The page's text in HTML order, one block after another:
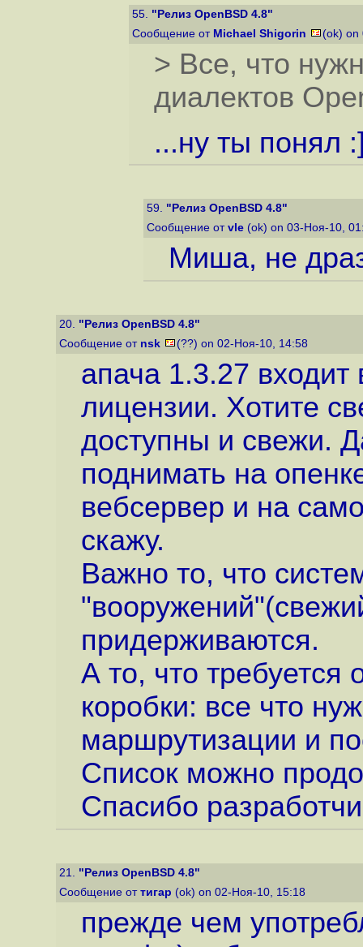
55. "Релиз OpenBSD 4.8"
Сообщение от Michael Shigorin (ok)
> Все, что
диалектов
...ну ты понял
59. "Релиз OpenBSD 4.8"
Сообщение от vle (ok) on 03-Ноя-10,
Миша, не
20. "Релиз OpenBSD 4.8"
Сообщение от nsk (??) on 02-Ноя-10, 14:58
апача 1.3.27 входит
лицензии. Хотите
доступны и свежи.
поднимать на
вебсервер и на
скажу.
Важно то, что
придерживаются.
А то, что требуется
коробки: все что
маршрутизации и
Список можно
Спасибо
21. "Релиз OpenBSD 4.8"
Сообщение от тигар (ok) on 02-Ноя-10, 15:18
прежде чем